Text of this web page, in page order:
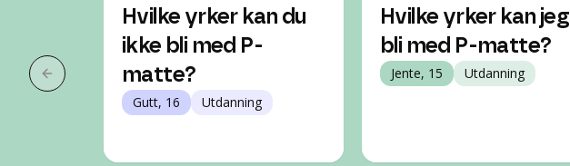
Forrige slide
Hvilke yrker kan du
ikke bli med P-
matte?
Gutt, 16 Utdanning
Hvilke yrker kan jeg
bli med P-matte?
Jente, 15 Utdanning